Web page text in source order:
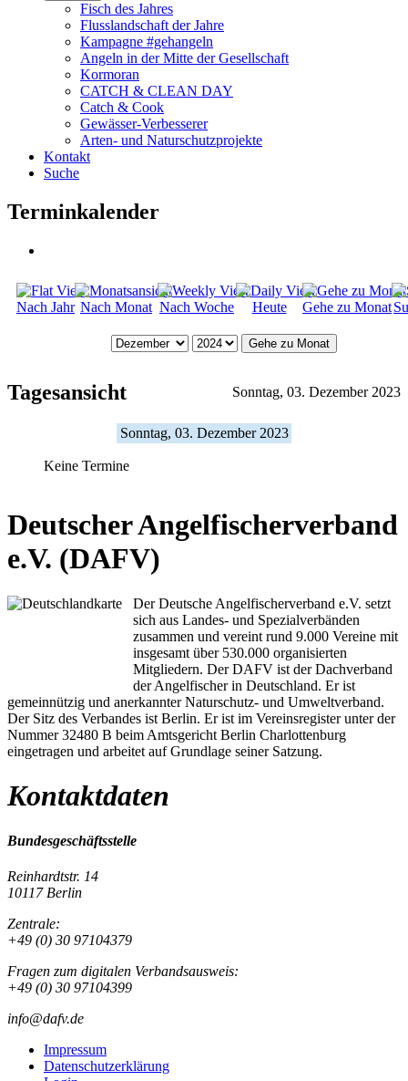
Fisch des Jahres
Flusslandschaft der Jahre
Kampagne #gehangeln
Angeln in der Mitte der Gesellschaft
Kormoran
CATCH & CLEAN DAY
Catch & Cook
Gewässer-Verbesserer
Arten- und Naturschutzprojekte
Kontakt
Suche
Terminkalender
Nach Jahr Nach Monat Nach Woche Heute Gehe zu Monat
Gehe zu Monat
Tagesansicht Sonntag, 03. Dezember 2023
Sonntag, 03. Dezember 2023
Keine Termine
Deutscher Angelfischerverband
e.V. (DAFV)
Der Deutsche Angelfischerverband e.V. setzt
sich aus Landes- und Spezialverbänden
zusammen und vereint rund 9.000 Vereine mit
insgesamt über 530.000 organisierten
Mitgliedern. Der DAFV ist der Dachverband
der Angelfischer in Deutschland. Er ist
gemeinnützig und anerkannter Naturschutz- und Umweltverband.
Der Sitz des Verbandes ist Berlin. Er ist im Vereinsregister unter der
Nummer 32480 B beim Amtsgericht Berlin Charlottenburg
eingetragen und arbeitet auf Grundlage seiner Satzung.
Kontaktdaten
Bundesgeschäftsstelle
Reinhardtstr. 14
10117 Berlin
Zentrale:
+49 (0) 30 97104379
Fragen zum digitalen Verbandsausweis:
+49 (0) 30 97104399
info@dafv.de
Impressum
Datenschutzerklärung